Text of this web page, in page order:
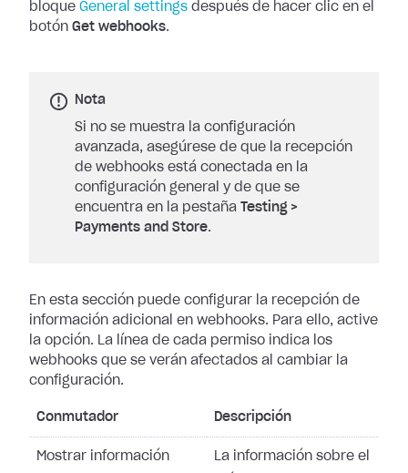
bloque General settings después de hacer clic en el
botón Get webhooks.
Nota
Si no se muestra la configuración
avanzada, asegúrese de que la recepción
de webhooks está conectada en la
configuración general y de que se
encuentra en la pestaña
Testing >
Payments and Store.
En esta sección puede configurar la recepción de
información adicional en webhooks. Para ello, active
la opción. La línea de cada permiso indica los
webhooks que se verán afectados al cambiar la
configuración.
Conmutador Descripción
Mostrar información
La información sobre el